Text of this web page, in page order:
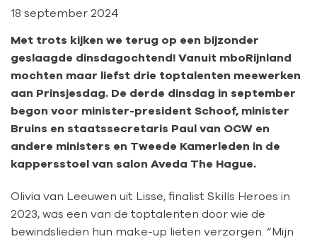
18 september 2024
Met trots kijken we terug op een bijzonder
geslaagde dinsdagochtend! Vanuit mboRijnland
mochten maar liefst drie toptalenten meewerken
aan Prinsjesdag. De derde dinsdag in september
begon voor minister-president Schoof, minister
Bruins en staatssecretaris Paul van OCW en
andere ministers en Tweede Kamerleden in de
kappersstoel van salon Aveda The Hague.
Olivia van Leeuwen uit Lisse, finalist Skills Heroes in
2023, was een van de toptalenten door wie de
bewindslieden hun make-up lieten verzorgen. “Mijn